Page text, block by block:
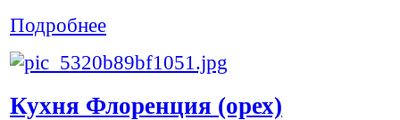
Подробнее
Кухня Флоренция (орех)